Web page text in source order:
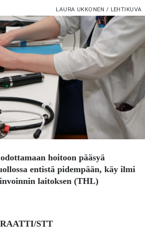
LAURA UKKONEN / LEHTIKUVA
hoitoon pääsyä
entistä pidempään, käy ilmi
laitoksen (THL)
STT